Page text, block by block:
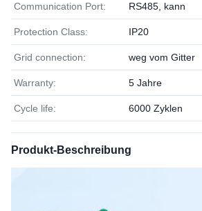
Communication Port: RS485, kann
Protection Class: IP20
Grid connection: weg vom Gitter
Warranty: 5 Jahre
Cycle life: 6000 Zyklen
Produkt-Beschreibung